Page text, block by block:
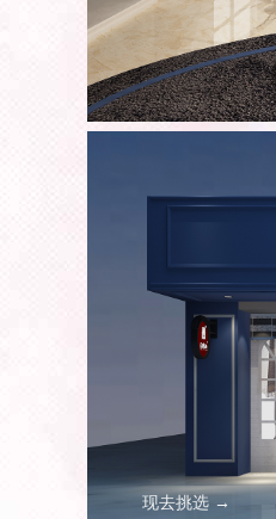
现去挑选 →